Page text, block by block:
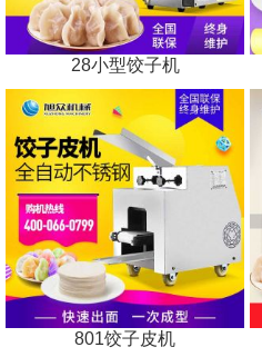
28小型饺子机
801饺子皮机